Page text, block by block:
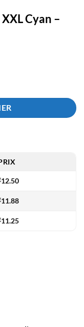
Cyan –
- Compatible
12.50
11.88
11.25